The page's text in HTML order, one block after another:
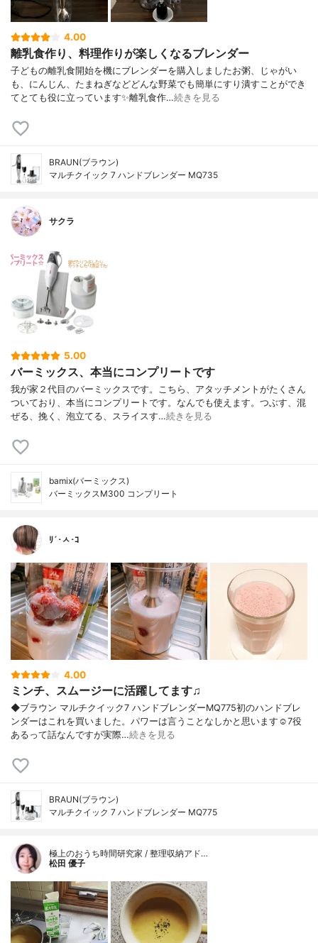
4.00
離乳食作り、料理作りが楽しくなるブレンダー
子どもの離乳食開始を機にブレンダーを購入しましたお粥、じゃがい
も、にんじん、たまねぎなどどんな野菜でも簡単にすり潰すことができ
てとても役に立っています✨離乳食作…続きを見る
BRAUN(ブラウン)
マルチクイック 7 ハンドブレンダー MQ735
サクラ
5.00
バーミックス、本当にコンプリートです
我が家２代目のバーミックスです。こちら、アタッチメントがたくさん
ついており、本当にコンプリートです。なんでも使えます。つぶす、混
ぜる、挽く、泡立てる、スライスす…続きを見る
bamix(バーミックス)
バーミックスM300 コンプリート
ﾘ´･ㅅ･ｺ
4.00
ミンチ、スムージーに活躍してます♫
◆ブラウン マルチクイック7 ハンドブレンダーMQ775初のハンドブレ
ンダーはこれを買いました。パワーは言うことなしかと思います☺️7役
あるって話なんですが実際…続きを見る
BRAUN(ブラウン)
マルチクイック 7 ハンドブレンダー MQ775
極上のおうち時間研究家 / 整理収納アド…
松田 優子